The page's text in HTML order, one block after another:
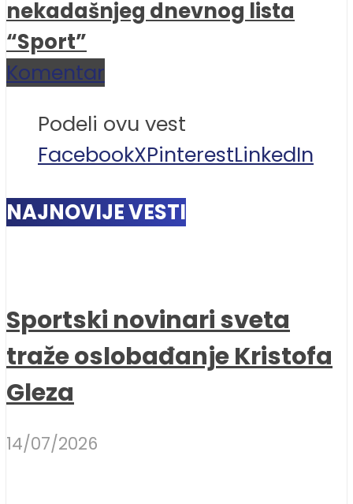
nekadašnjeg dnevnog lista
“Sport”
Komentar
Podeli ovu vest
FacebookXPinterestLinkedIn
NAJNOVIJE VESTI
Sportski novinari sveta
traže oslobađanje Kristofa
Gleza
14/07/2026